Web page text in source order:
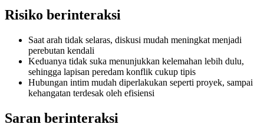
Risiko berinteraksi
Saat arah tidak selaras, diskusi mudah meningkat menjadi
perebutan kendali
Keduanya tidak suka menunjukkan kelemahan lebih dulu,
sehingga lapisan peredam konflik cukup tipis
Hubungan intim mudah diperlakukan seperti proyek, sampai
kehangatan terdesak oleh efisiensi
Saran berinteraksi